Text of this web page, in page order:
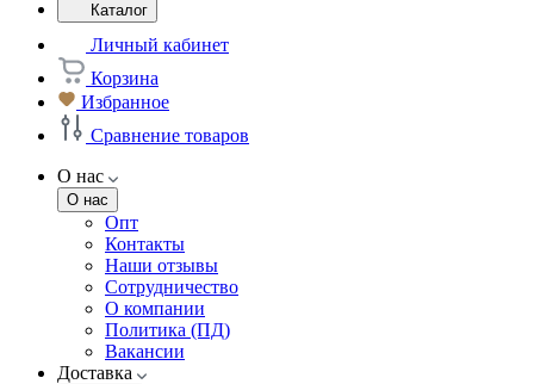
Каталог
Личный кабинет
Корзина
Избранное
Сравнение товаров
О нас
О нас
Опт
Контакты
Наши отзывы
Сотрудничество
О компании
Политика (ПД)
Вакансии
Доставка